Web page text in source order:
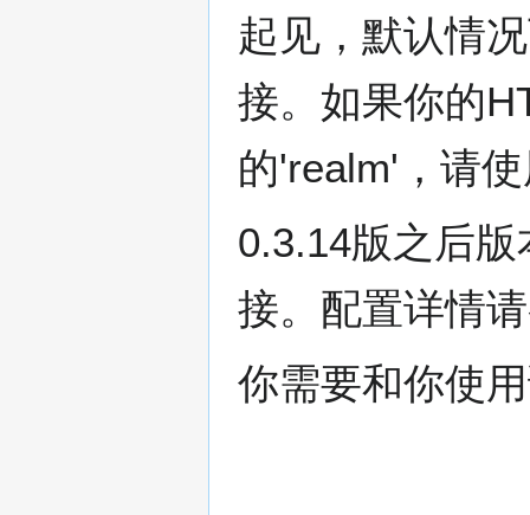
起见，默认情
接。如果你的
的'realm'，请
0.3.14版之后
接。配置详情
你需要和你使